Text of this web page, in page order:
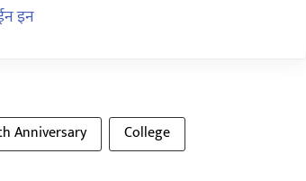
इन
Anniversary
College